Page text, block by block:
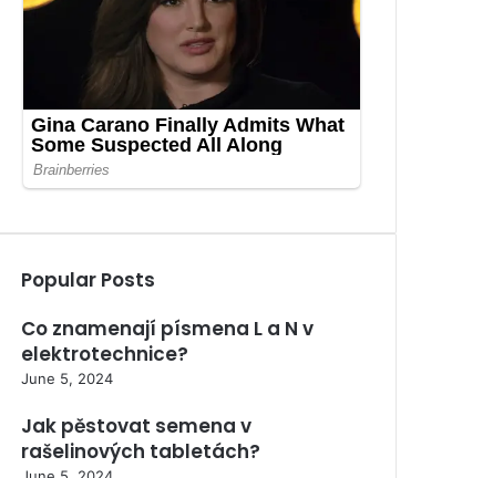
Popular Posts
Co znamenají písmena L a N v
elektrotechnice?
June 5, 2024
Jak pěstovat semena v
rašelinových tabletách?